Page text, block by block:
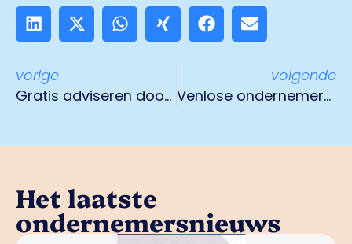
vorige
Gratis adviseren door een logistiek makelaar
volgende
Venlose ondernemers ontvangen steun van Stichting Duurzame Bedrijventerreinen
Het laatste
ondernemersnieuws